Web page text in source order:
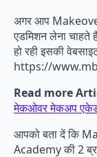
अगर आप
एडमिशन लेना चाहते
हो रही इसकी
https://
Read more
मेकओवर मेकअप
आपको बता दें कि
Academy की 2